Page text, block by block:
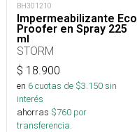
BH301210
Impermeabilizante Eco
Proofer en Spray 225
ml
STORM
$ 18.900
en 6cuotas de $3.150sin
interés
ahorras $760 por
transferencia.